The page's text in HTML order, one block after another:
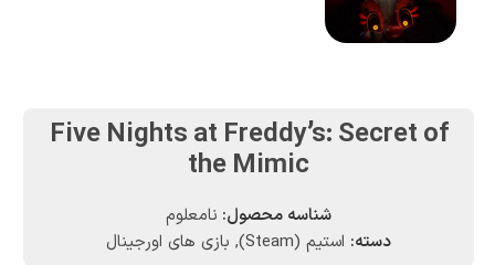
Five Nights at Freddy’s: Secret of
the Mimic
شناسه محصول: نامعلوم
دسته: استیم (Steam) , بازی های اورجینال